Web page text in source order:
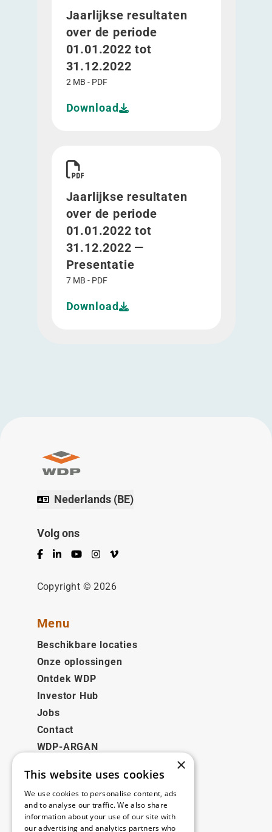
Jaarlijkse resultaten
over de periode
01.01.2022 tot
31.12.2022
2 MB - PDF
Download
Jaarlijkse resultaten
over de periode
01.01.2022 tot
31.12.2022 —
Presentatie
7 MB - PDF
Download
Nederlands (BE)
Volg ons
Facebook
LinkedInYouTubeInstagram
Vimeo
Copyright © 2026
Menu
Beschikbare locaties
Onze oplossingen
Ontdek WDP
Investor Hub
Jobs
Contact
WDP-ARGAN
Juridisch
Disclaimer
Privacybeleid
×
This website uses cookies
We use cookies to personalise content, ads
and to analyse our traffic. We also share
information about your use of our site with
our advertising and analytics partners who